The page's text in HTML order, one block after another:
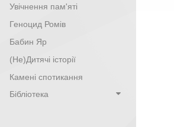
Увічнення пам'яті
Геноцид Ромів
Бабин Яр
(Не)Дитячі історії
Камені спотикання
Бібліотека